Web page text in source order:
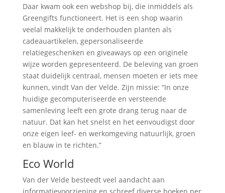
Daar kwam ook een webshop bij, die inmiddels als
Greengifts functioneert. Het is een shop waarin
veelal makkelijk te onderhouden planten als
cadeauartikelen, gepersonaliseerde
relatiegeschenken en giveaways op een originele
wijze worden gepresenteerd. De beleving van groen
staat duidelijk centraal, mensen moeten er iets mee
kunnen, vindt Van der Velde. Zijn missie: “In onze
huidige gecomputeriseerde en versteende
samenleving leeft een grote drang terug naar de
natuur. Dat kan het snelst en het eenvoudigst door
onze eigen leef- en werkomgeving natuurlijk, groen
en blauw in te richten.”
Eco World
Van der Velde besteedt veel aandacht aan